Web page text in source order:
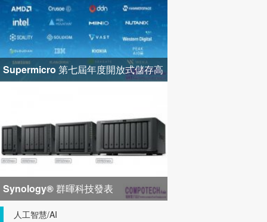
Supermicro 第七屆年度開放式儲存高
Synology® 群暉科技發表
DiskStation neo+ 系列，以低入手門
人工智慧/AI